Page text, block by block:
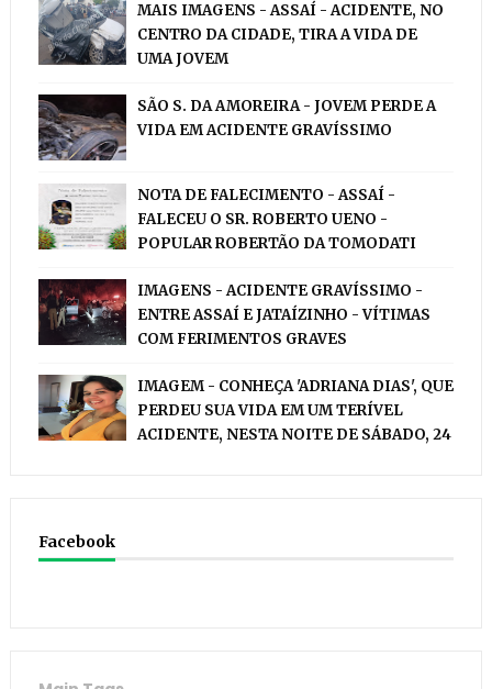
MAIS IMAGENS - ASSAÍ - ACIDENTE, NO
CENTRO DA CIDADE, TIRA A VIDA DE
UMA JOVEM
SÃO S. DA AMOREIRA - JOVEM PERDE A
VIDA EM ACIDENTE GRAVÍSSIMO
NOTA DE FALECIMENTO - ASSAÍ -
FALECEU O SR. ROBERTO UENO -
POPULAR ROBERTÃO DA TOMODATI
IMAGENS - ACIDENTE GRAVÍSSIMO -
ENTRE ASSAÍ E JATAÍZINHO - VÍTIMAS
COM FERIMENTOS GRAVES
IMAGEM - CONHEÇA 'ADRIANA DIAS', QUE
PERDEU SUA VIDA EM UM TERÍVEL
ACIDENTE, NESTA NOITE DE SÁBADO, 24
Facebook